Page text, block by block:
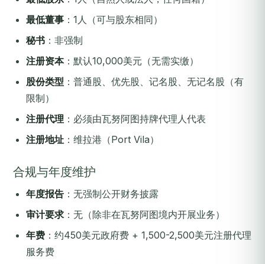
最低董事 ：1人（可与股东相同）
秘书 ：非强制
注册资本：默认10,000美元（无需实缴）
股份类型 ：普通股、优先股、记名股、无记名股（有
限制）
注册代理 ：必须由瓦努阿图持牌代理人代表
注册地址 ：维拉港（Port Vila）
合规与年度维护
年度报告 ：无强制公开财务披露
审计要求 ：无（除非在瓦努阿图境内开展业务）
年费 ：约450美元政府费 + 1,500-2,500美元注册代理
服务费